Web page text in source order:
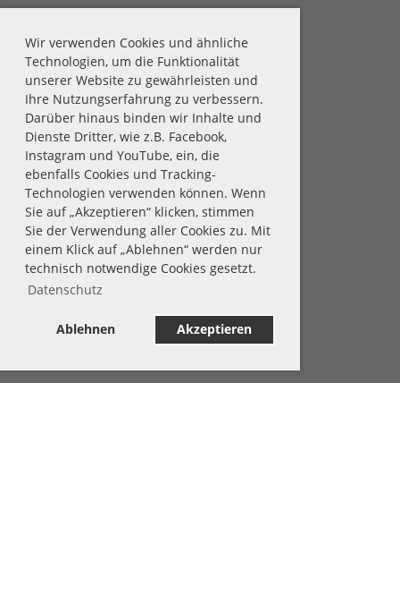
Wir verwenden Cookies und ähnliche
Technologien, um die Funktionalität
unserer Website zu gewährleisten und
Ihre Nutzungserfahrung zu verbessern.
Darüber hinaus binden wir Inhalte und
Dienste Dritter, wie z.B. Facebook,
Instagram und YouTube, ein, die
ebenfalls Cookies und Tracking-
Technologien verwenden können. Wenn
Sie auf „Akzeptieren“ klicken, stimmen
Sie der Verwendung aller Cookies zu. Mit
einem Klick auf „Ablehnen“ werden nur
technisch notwendige Cookies gesetzt.
Datenschutz
Ablehnen Akzeptieren